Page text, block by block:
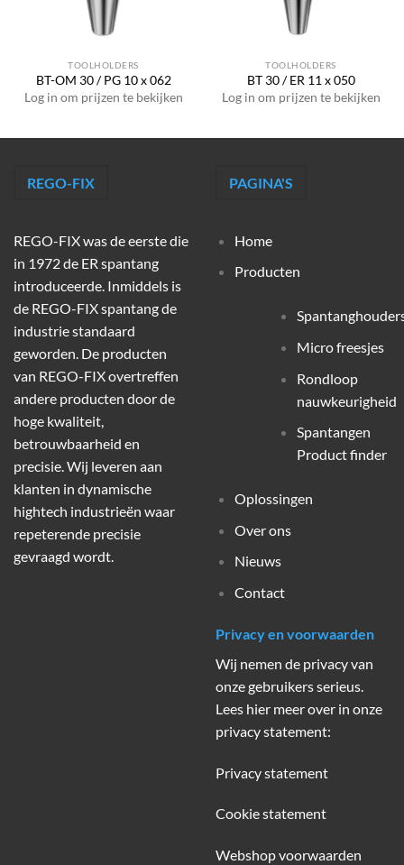
TOOLHOLDERS
BT-OM 30 / PG 10 x 062
Log in om prijzen te bekijken
TOOLHOLDERS
BT 30 / ER 11 x 050
Log in om prijzen te bekijken
REGO-FIX
REGO-FIX was de eerste die
in 1972 de ER spantang
introduceerde. Inmiddels is
de REGO-FIX spantang de
industrie standaard
geworden. De producten
van REGO-FIX overtreffen
andere producten door de
hoge kwaliteit,
betrouwbaarheid en
precisie. Wij leveren aan
klanten in dynamische
hightech industrieën waar
repeterende precisie
gevraagd wordt.
PAGINA'S
Home
Producten
Micro freesjes
Rondloop
nauwkeurigheid
Spantangen
Product finder
Oplossingen
Over ons
Nieuws
Contact
Privacy en voorwaarden
Wij nemen de privacy van
onze gebruikers serieus.
Lees hier meer over in onze
privacy statement:
Privacy statement
Cookie statement
Webshop voorwaarden